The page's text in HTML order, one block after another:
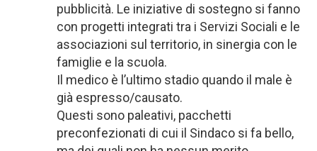
pubblicità. Le iniziative di sostegno si fanno
con progetti integrati tra i Servizi Sociali e le
associazioni sul territorio, in sinergia con le
famiglie e la scuola.
Il medico è l’ultimo stadio quando il male è
già espresso/causato.
Questi sono paleativi, pacchetti
preconfezionati di cui il Sindaco si fa bello,